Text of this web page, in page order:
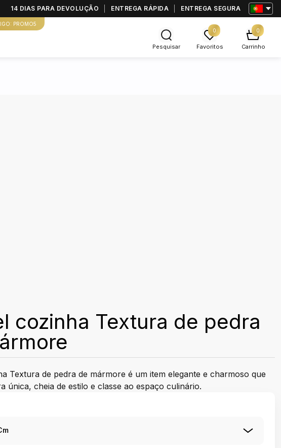
14 DIAS PARA DEVOLUÇÃO ENTREGA RÁPIDA ENTREGA SEGURA
PROMO5
Pesquisar
0
Favoritos
0
Carrinho
cozinha Textura de pedra
Textura de pedra de mármore é um item elegante e charmoso que
única, cheia de estilo e classe ao espaço culinário.